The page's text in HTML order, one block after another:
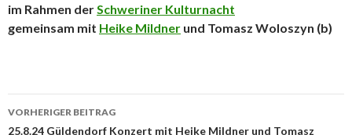
im Rahmen derSchweriner Kulturnacht
gemeinsam mit Heike Mildner und Tomasz Woloszyn (b)
Beitrags-
VORHERIGER BEITRAG
25.8.24 Güldendorf Konzert mit Heike Mildner und Tomasz